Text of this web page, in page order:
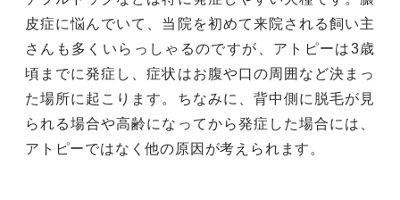
皮症に悩んでいて、当院を初めて来院される飼い主
さんも多くいらっしゃるのですが、アトピーは3歳
頃までに発症し、症状はお腹や口の周囲など決まっ
た場所に起こります。ちなみに、背中側に脱毛が見
られる場合や高齢になってから発症した場合には、
アトピーではなく他の原因が考えられます。